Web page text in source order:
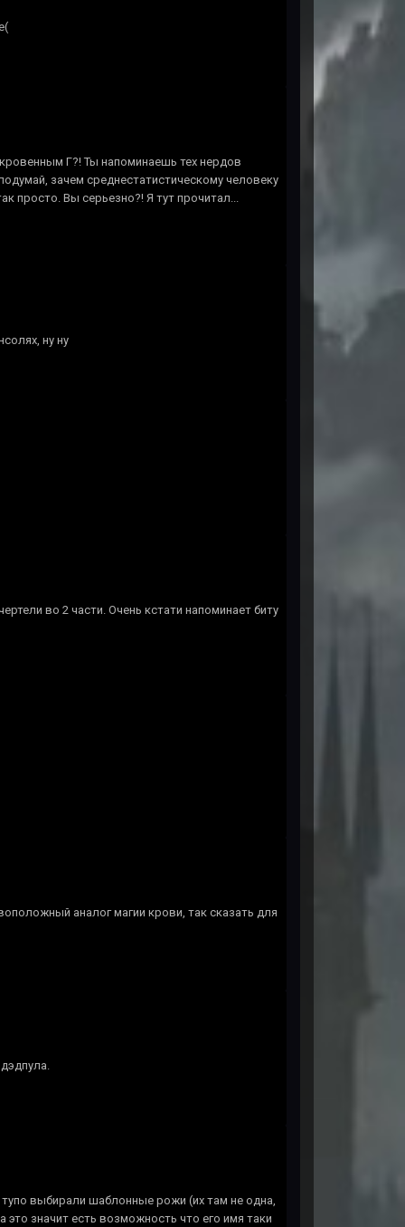
Г?! Ты напоминаешь тех нердов
зачем среднестатистическому человеку
просто. Вы серьезно?! Я тут прочитал...
ну ну
во 2 части. Очень кстати напоминает биту
аналог магии крови, так сказать для
выбирали шаблонные рожи (их там не одна,
значит есть возможность что его имя таки